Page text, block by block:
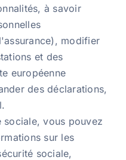
à savoir
modifier
et des
européenne
des déclarations,
sociale, vous pouvez
sur les
sociale,